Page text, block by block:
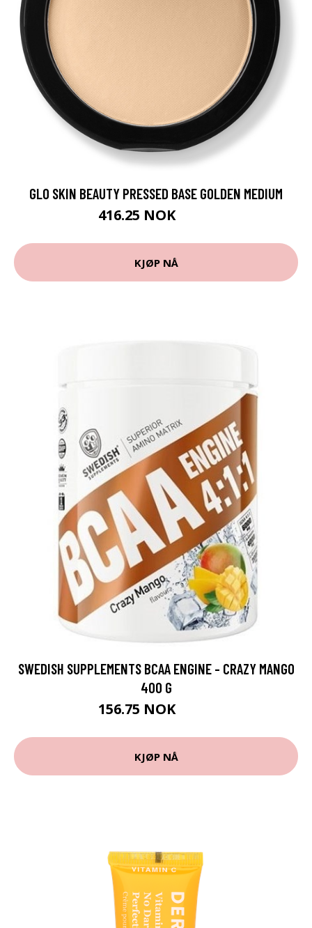
GLO SKIN BEAUTY PRESSED BASE GOLDEN MEDIUM
416.25 NOK
KJØP NÅ
SWEDISH SUPPLEMENTS BCAA ENGINE - CRAZY MANGO
400 G
156.75 NOK
KJØP NÅ